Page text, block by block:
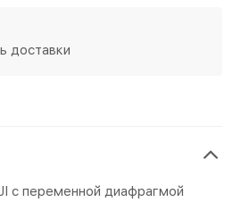
доставки
с переменной диафрагмой